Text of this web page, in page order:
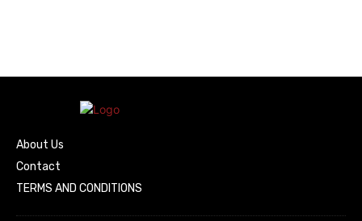
About Us
Contact
TERMS AND CONDITIONS